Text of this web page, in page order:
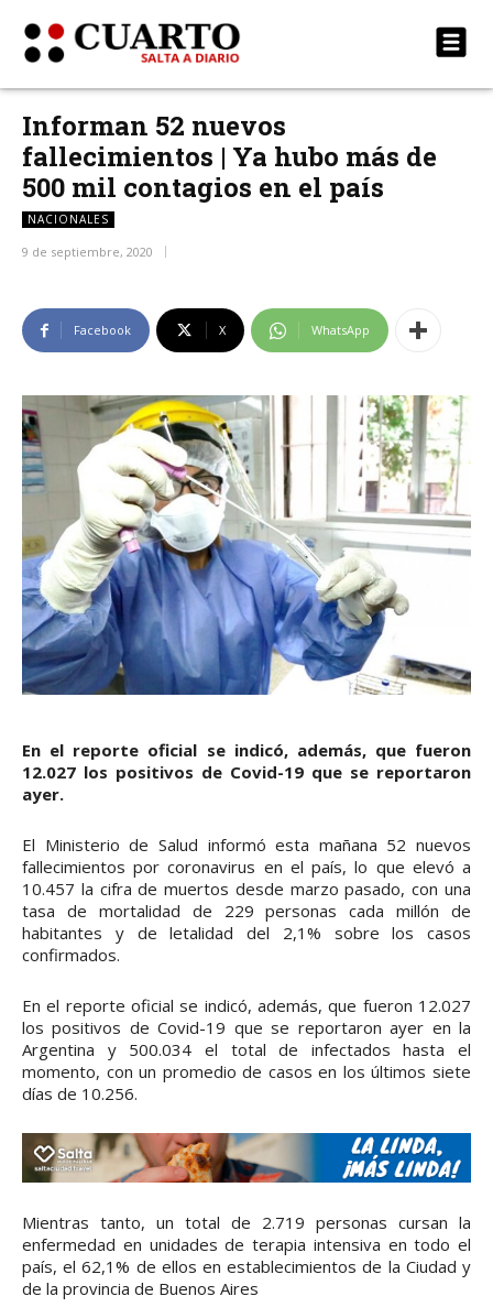
Informan 52 nuevos
fallecimientos | Ya hubo más de
500 mil contagios en el país
NACIONALES
9 de septiembre, 2020
Facebook X WhatsApp
En el reporte oficial se indicó, además, que fueron
12.027 los positivos de Covid-19 que se reportaron
ayer.
El Ministerio de Salud informó esta mañana 52 nuevos
fallecimientos por coronavirus en el país, lo que elevó a
10.457 la cifra de muertos desde marzo pasado, con una
tasa de mortalidad de 229 personas cada millón de
habitantes y de letalidad del 2,1% sobre los casos
confirmados.
En el reporte oficial se indicó, además, que fueron 12.027
los positivos de Covid-19 que se reportaron ayer en la
Argentina y 500.034 el total de infectados hasta el
momento, con un promedio de casos en los últimos siete
días de 10.256.
Mientras tanto, un total de 2.719 personas cursan la
enfermedad en unidades de terapia intensiva en todo el
país, el 62,1% de ellos en establecimientos de la Ciudad y
de la provincia de Buenos Aires